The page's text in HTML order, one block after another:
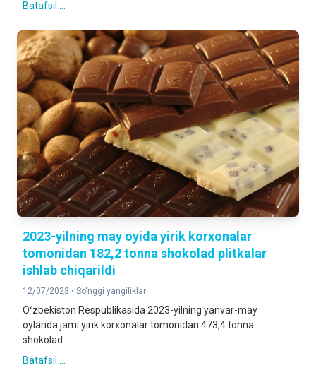
Batafsil ...
2023-yilning may oyida yirik korxonalar
tomonidan 182,2 tonna shokolad plitkalar
ishlab chiqarildi
12/07/2023 • So'nggi yangiliklar
Oʻzbekiston Respublikasida 2023-yilning yanvar-may
oylarida jami yirik korxonalar tomonidan 473,4 tonna
shokolad...
Batafsil ...